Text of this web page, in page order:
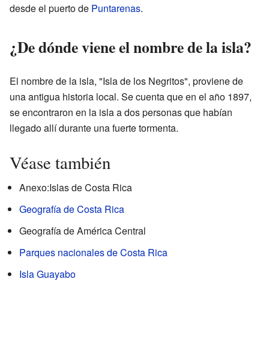
desde el puerto de Puntarenas.
¿De dónde viene el nombre de la isla?
El nombre de la isla, "Isla de los Negritos", proviene de
una antigua historia local. Se cuenta que en el año 1897,
se encontraron en la isla a dos personas que habían
llegado allí durante una fuerte tormenta.
Véase también
Anexo:Islas de Costa Rica
Geografía de Costa Rica
Geografía de América Central
Parques nacionales de Costa Rica
Isla Guayabo